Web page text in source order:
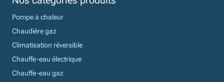
Pompe à chaleur
Chaudière gaz
Climatisation réversible
Chauffe-eau électrique
Chauffe-eau gaz